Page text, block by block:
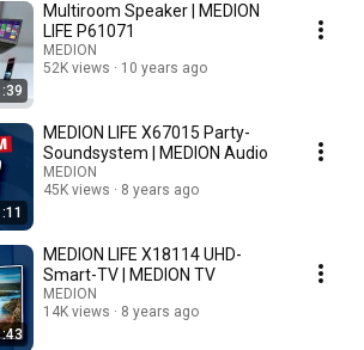
machen neueste
Ohne viel Schnickschnack, ohne
aber mit viel Herzblut und
Technik zu einem fairen Preis? Dann komm
Multiroom Speaker | MEDION
LIFE P61071
MEDION
52K views
10 years ago
MEDION LIFE X67015 Party-
Soundsystem | MEDION Audio
MEDION
45K views
8 years ago
MEDION LIFE X18114 UHD-
Smart-TV | MEDION TV
MEDION
14K views
8 years ago